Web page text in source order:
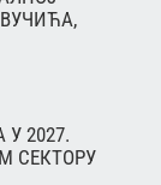
2027.
СЕКТОРУ